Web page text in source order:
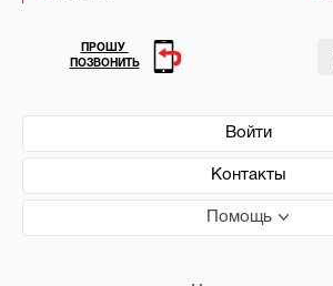
Войти
Контакты
Помощь
ПРОШУ
ПОЗВОНИТЬ